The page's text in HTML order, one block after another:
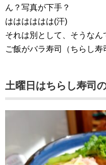
ん？写真が下手？
はははははは(汗)
それは別として、そうなん
ご飯がバラ寿司（ちらし寿
土曜日はちらし寿司